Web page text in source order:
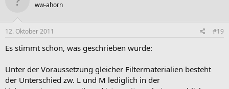
ww-ahorn
12. Oktober 2011 #19
Es stimmt schon, was geschrieben wurde:
Unter der Voraussetzung gleicher Filtermaterialien besteht
der Unterschied zw. L und M lediglich in der